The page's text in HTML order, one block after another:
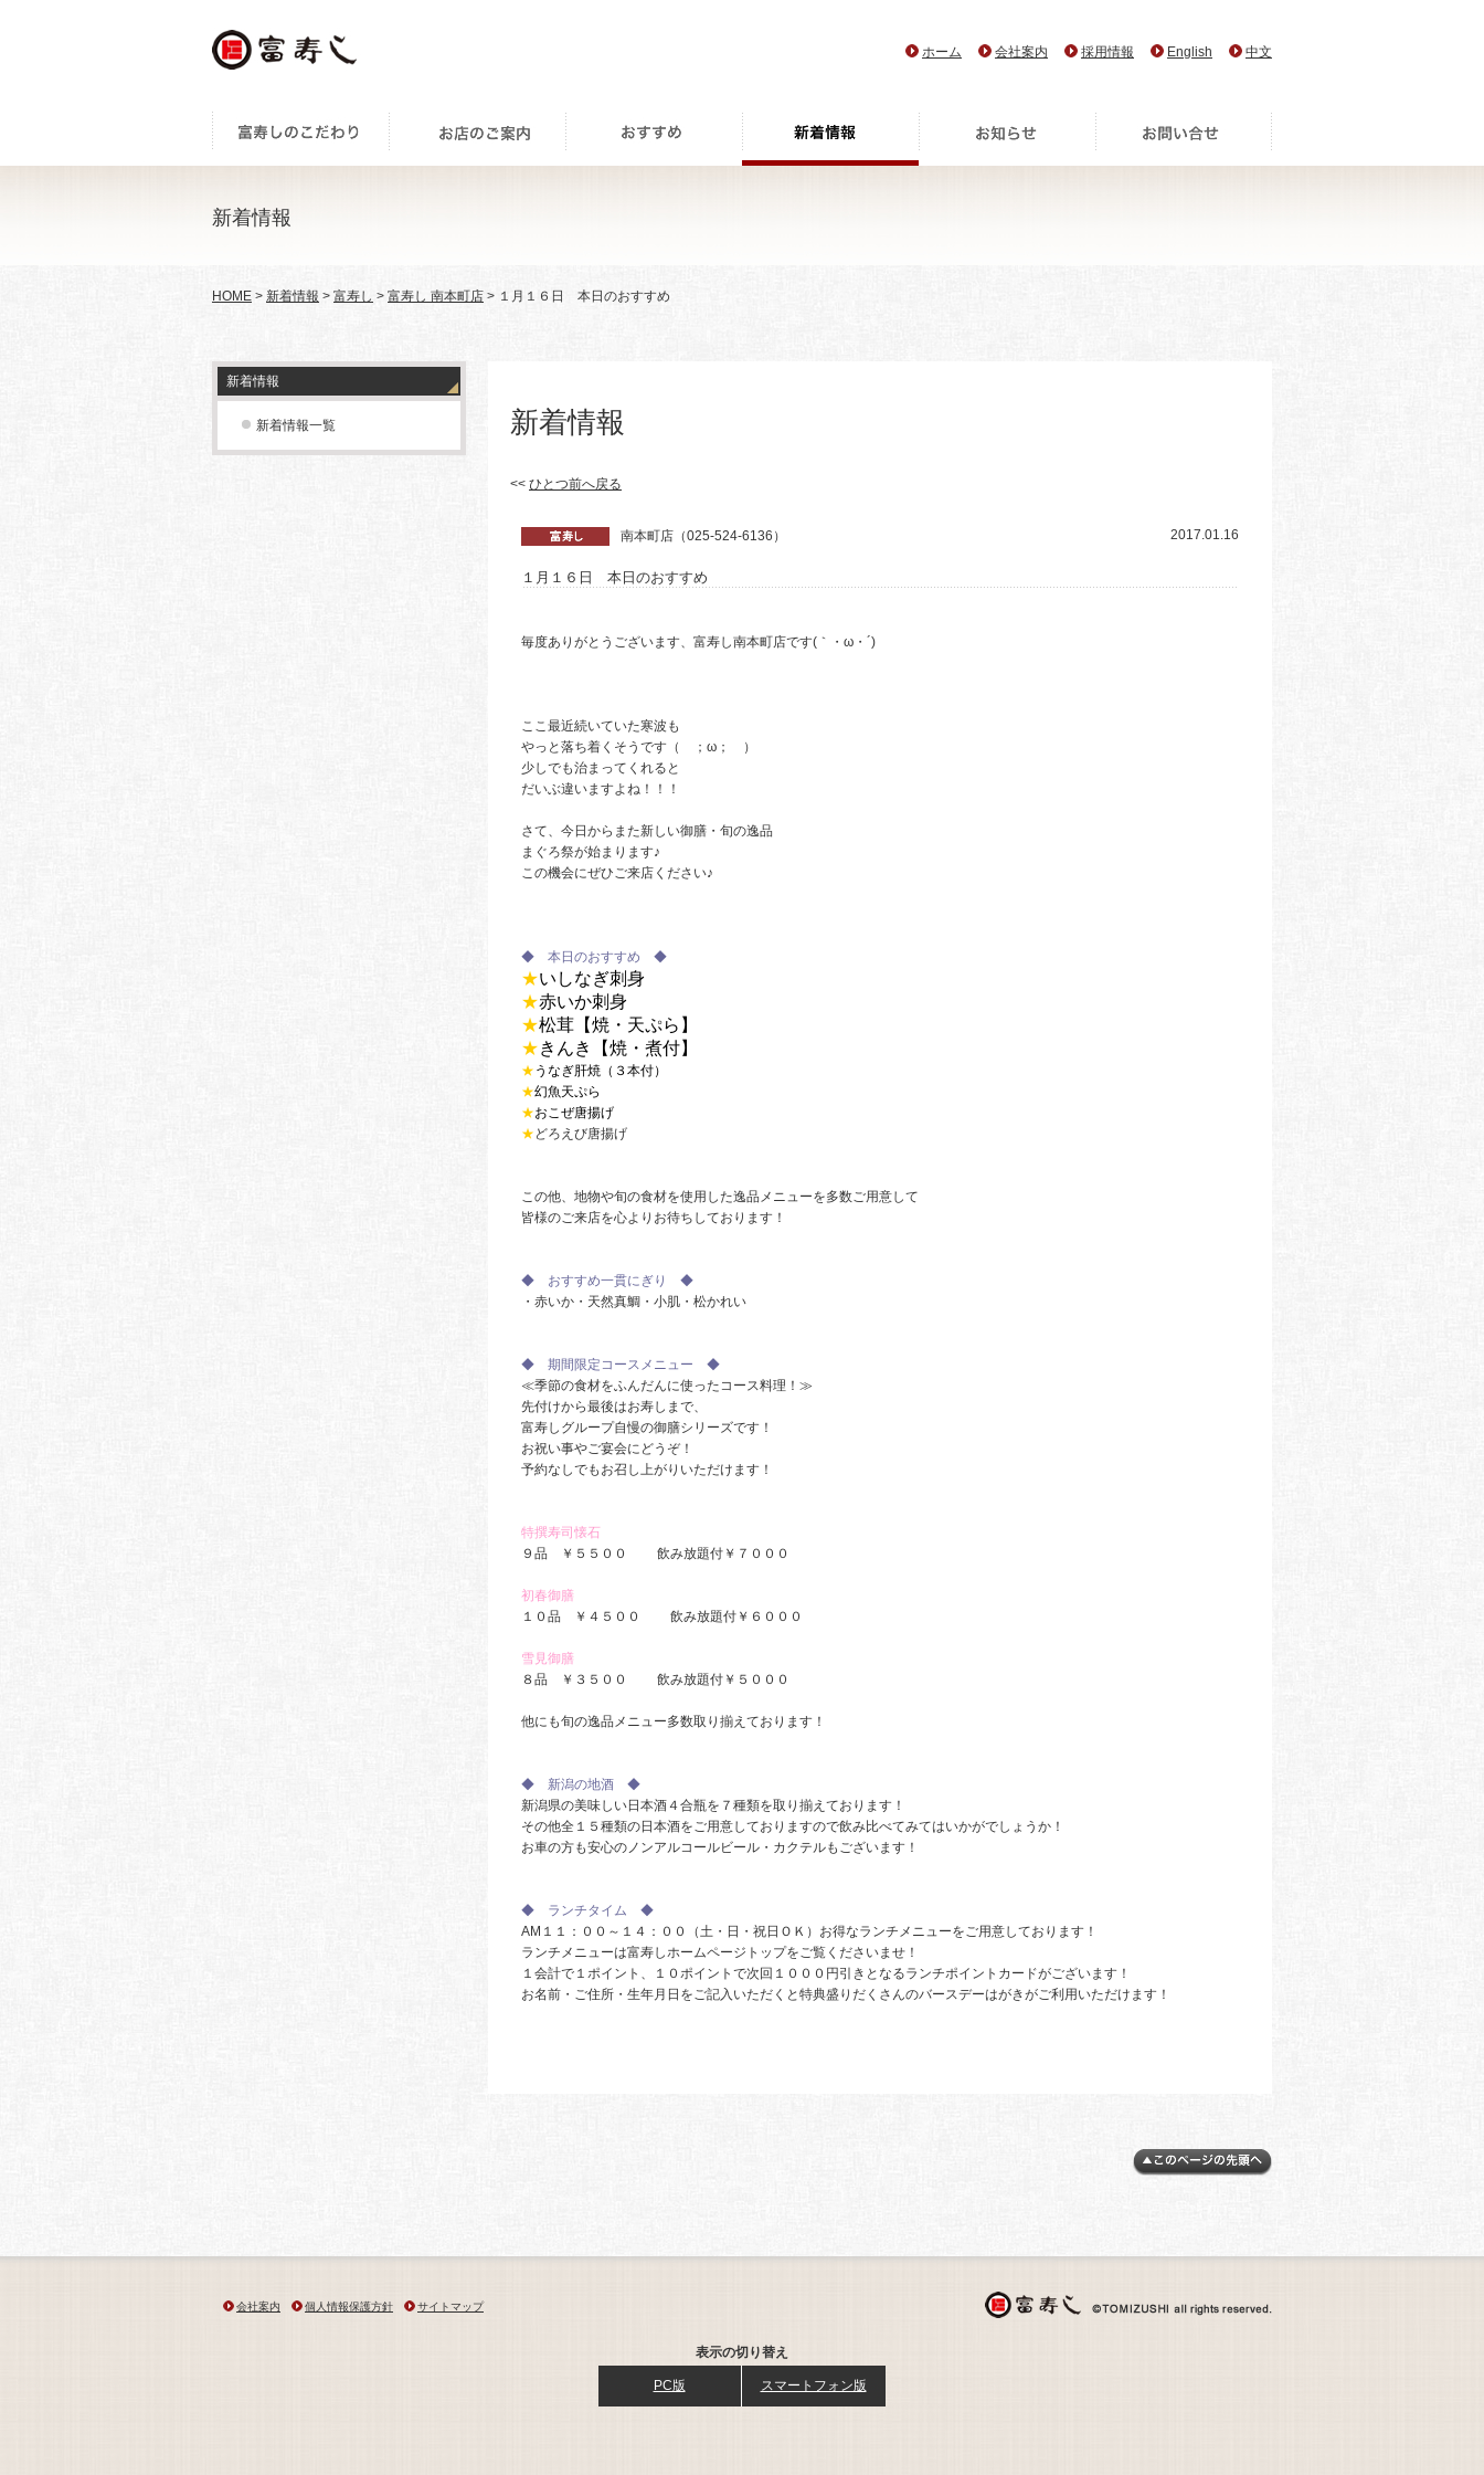
ホーム 会社案内 採用情報 English 中文
新着情報
HOME > 新着情報 > 富寿し > 富寿し 南本町店 > １月１６日 本日のおすすめ
新着情報
新着情報一覧 新着情報
<< ひとつ前へ戻る
南本町店（025-524-6136） 2017.01.16
１月１６日 本日のおすすめ
毎度ありがとうございます、富寿し南本町店です(｀・ω・´)
ここ最近続いていた寒波も
やっと落ち着くそうです（ ；ω； ）
少しでも治まってくれると
だいぶ違いますよね！！！
さて、今日からまた新しい御膳・旬の逸品
まぐろ祭が始まります♪
この機会にぜひご来店ください♪
◆ 本日のおすすめ ◆
★いしなぎ刺身
★赤いか刺身
★松茸【焼・天ぷら】
★きんき【焼・煮付】
★ うなぎ肝焼（３本付）
★幻魚天ぷら
★おこぜ唐揚げ
★ どろえび唐揚げ
この他、地物や旬の食材を使用した逸品メニューを多数ご用意して
皆様のご来店を心よりお待ちしております！
◆ おすすめ一貫にぎり ◆
・赤いか・天然真鯛・小肌・松かれい
◆ 期間限定コースメニュー ◆
≪季節の食材をふんだんに使ったコース料理！≫
先付けから最後はお寿しまで、
富寿しグループ自慢の御膳シリーズです！
お祝い事やご宴会にどうぞ！
予約なしでもお召し上がりいただけます！
特撰寿司懐石
９品 ￥５５００ 飲み放題付￥７０００
初春御膳
１０品 ￥４５００ 飲み放題付￥６０００
雪見御膳
８品 ￥３５００ 飲み放題付￥５０００
他にも旬の逸品メニュー多数取り揃えております！
◆ 新潟の地酒 ◆
新潟県の美味しい日本酒４合瓶を７種類を取り揃えております！
その他全１５種類の日本酒をご用意しておりますので飲み比べてみてはいかがでしょうか！
お車の方も安心のノンアルコールビール・カクテルもございます！
◆ ランチタイム ◆
AM１１：００～１４：００（土・日・祝日ＯＫ）お得なランチメニューをご用意しております！
ランチメニューは富寿しホームページトップをご覧くださいませ！
１会計で１ポイント、１０ポイントで次回１０００円引きとなるランチポイントカードがございます！
お名前・ご住所・生年月日をご記入いただくと特典盛りだくさんのバースデーはがきがご利用いただけます！
会社案内 個人情報保護方針 サイトマップ
表示の切り替え
PC版 スマートフォン版